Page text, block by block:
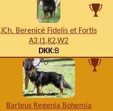
JCh. Berenicé Fidelis et Fortis
A3,I1,K2,W2
DKK:B
Barteus Regenia Bohemia